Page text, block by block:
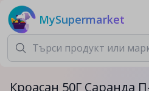
MySupermarket
Кроасан 50Г Саранда